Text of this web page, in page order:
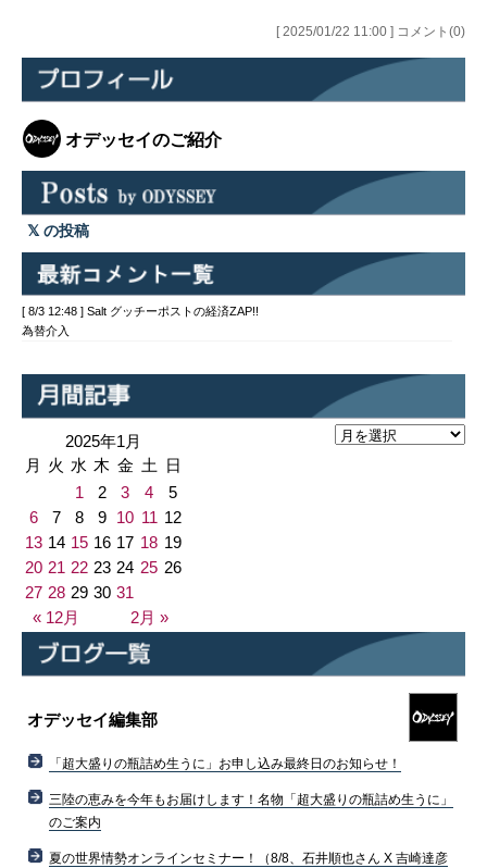
[ 2025/01/22 11:00 ] コメント(0)
オデッセイのご紹介
の投稿
[ 8/3 12:48 ] Salt グッチーポストの経済ZAP!!
為替介入
2025年1月
月 火 水 木 金 土 日
« 12月 2月 »
1 2 3 4
5
6
7 8 9 10 11 12
13 14 15 16 17 18 19
20 21 22 23 24 25 26
27 28 29 30 31
オデッセイ編集部
「超大盛りの瓶詰め生うに」お申し込み最終日のお知らせ！
三陸の恵みを今年もお届けします！名物「超大盛りの瓶詰め生うに」
のご案内
夏の世界情勢オンラインセミナー！（8/8、石井順也さん X 吉崎達彦